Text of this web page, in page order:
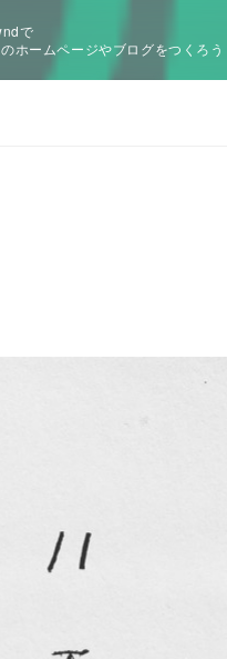
で
ホームページやブログをつくろう